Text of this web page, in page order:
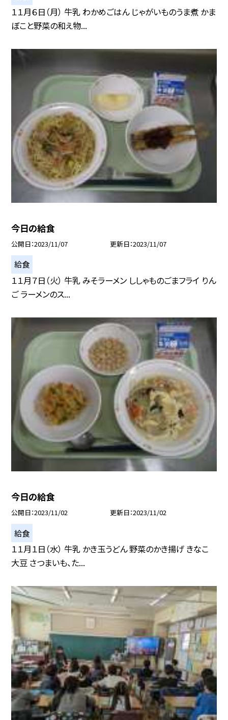
１１月６日（月） 牛乳 わかめごはん じゃがいものうま煮 かま
ぼこと野菜の和え物...
今日の給食
公開日 2023/11/07 更新日 2023/11/07
給食
１１月７日（火） 牛乳 みそラーメン ししゃものごまフライ りん
ご ラーメンのス...
今日の給食
公開日 2023/11/02 更新日 2023/11/02
給食
１１月１日（水） 牛乳 かき玉うどん 野菜のかき揚げ きなこ
大豆 さつまいも、た...